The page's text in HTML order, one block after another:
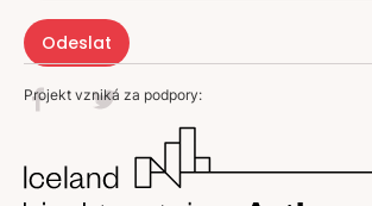
Projekt vzniká za podpory: